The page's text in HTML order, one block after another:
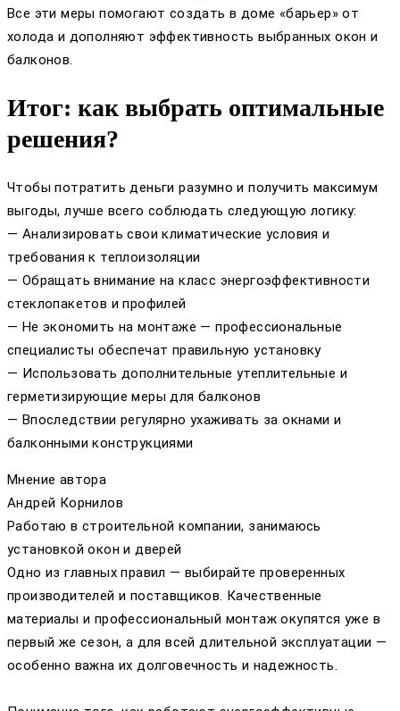
Все эти меры помогают создать в доме «барьер» от
холода и дополняют эффективность выбранных окон и
балконов.
Итог: как выбрать оптимальные
решения?
Чтобы потратить деньги разумно и получить максимум
выгоды, лучше всего соблюдать следующую логику:
— Анализировать свои климатические условия и
требования к теплоизоляции
— Обращать внимание на класс энергоэффективности
стеклопакетов и профилей
— Не экономить на монтаже — профессиональные
специалисты обеспечат правильную установку
— Использовать дополнительные утеплительные и
герметизирующие меры для балконов
— Впоследствии регулярно ухаживать за окнами и
балконными конструкциями
Мнение автора
Андрей Корнилов
Работаю в строительной компании, занимаюсь
установкой окон и дверей
Одно из главных правил — выбирайте проверенных
производителей и поставщиков. Качественные
материалы и профессиональный монтаж окупятся уже в
первый же сезон, а для всей длительной эксплуатации —
особенно важна их долговечность и надежность.